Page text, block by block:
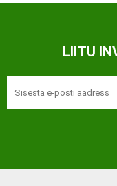
LIITU